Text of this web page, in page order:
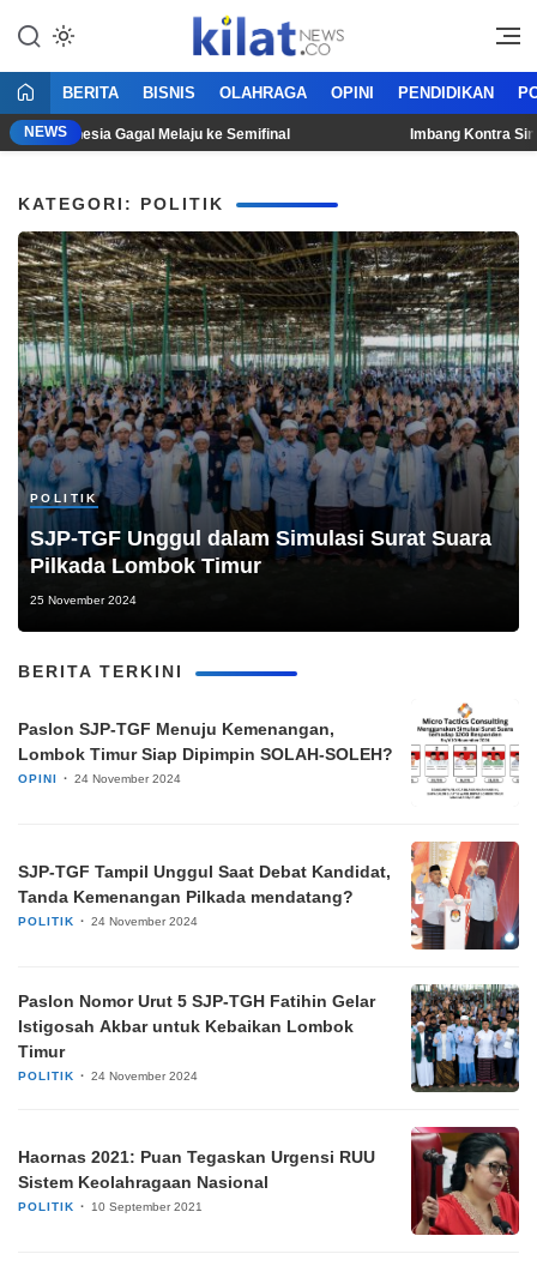
KilatNews.co
Mencerdaskan Anak Bangsa
BERITA BISNIS OLAHRAGA OPINI PENDIDIKAN
NEWS
Indonesia Gagal Melaju ke Semifinal Imbang Kontra
KATEGORI: POLITIK
POLITIK
SJP-TGF Unggul dalam Simulasi Surat Suara
Pilkada Lombok Timur
25 November 2024
BERITA TERKINI
Paslon SJP-TGF Menuju Kemenangan,
Lombok Timur Siap Dipimpin SOLAH-SOLEH?
OPINI 24 November 2024
SJP-TGF Tampil Unggul Saat Debat Kandidat,
Tanda Kemenangan Pilkada mendatang?
POLITIK 24 November 2024
Paslon Nomor Urut 5 SJP-TGH Fatihin Gelar
Istigosah Akbar untuk Kebaikan Lombok
Timur
POLITIK 24 November 2024
Haornas 2021: Puan Tegaskan Urgensi RUU
Sistem Keolahragaan Nasional
POLITIK 10 September 2021